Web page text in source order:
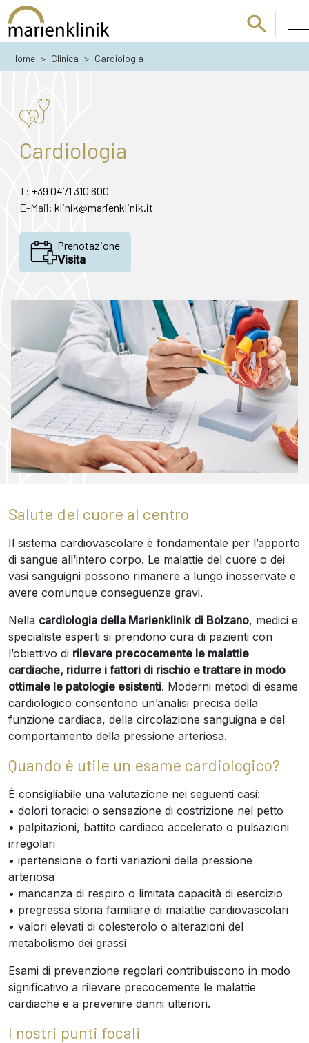
Passa al contenuto principale
Home > Clinica > Cardiologia
Cardiologia
T: +39 0471 310 600
E-Mail: klinik@marienklinik.it
Prenotazione
Visita
Salute del cuore al centro
Il sistema cardiovascolare è fondamentale per l’apporto
di sangue all’intero corpo. Le malattie del cuore o dei
vasi sanguigni possono rimanere a lungo inosservate e
avere comunque conseguenze gravi.
Nella cardiologia della Marienklinik di Bolzano, medici e
specialiste esperti si prendono cura di pazienti con
l’obiettivo di rilevare precocemente le malattie
cardiache, ridurre i fattori di rischio e trattare in modo
ottimale le patologie esistenti. Moderni metodi di esame
cardiologico consentono un’analisi precisa della
funzione cardiaca, della circolazione sanguigna e del
comportamento della pressione arteriosa.
Quando è utile un esame cardiologico?
È consigliabile una valutazione nei seguenti casi:
• dolori toracici o sensazione di costrizione nel petto
• palpitazioni, battito cardiaco accelerato o pulsazioni
irregolari
• ipertensione o forti variazioni della pressione
arteriosa
• mancanza di respiro o limitata capacità di esercizio
• pregressa storia familiare di malattie cardiovascolari
• valori elevati di colesterolo o alterazioni del
metabolismo dei grassi
Esami di prevenzione regolari contribuiscono in modo
significativo a rilevare precocemente le malattie
cardiache e a prevenire danni ulteriori.
I nostri punti focali